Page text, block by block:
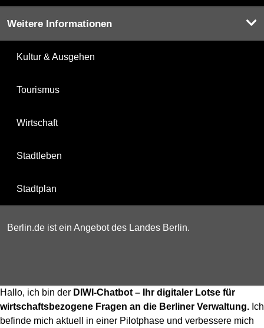
Weitere Informationen
Kultur & Ausgehen
Tourismus
Wirtschaft
Stadtleben
Stadtplan
Berlin.de ist ein Angebot des Landes Berlin.
Hallo, ich bin der DIWI-Chatbot – Ihr digitaler Lotse für
wirtschaftsbezogene Fragen an die Berliner Verwaltung. Ich
befinde mich aktuell in einer Pilotphase und verbessere mich